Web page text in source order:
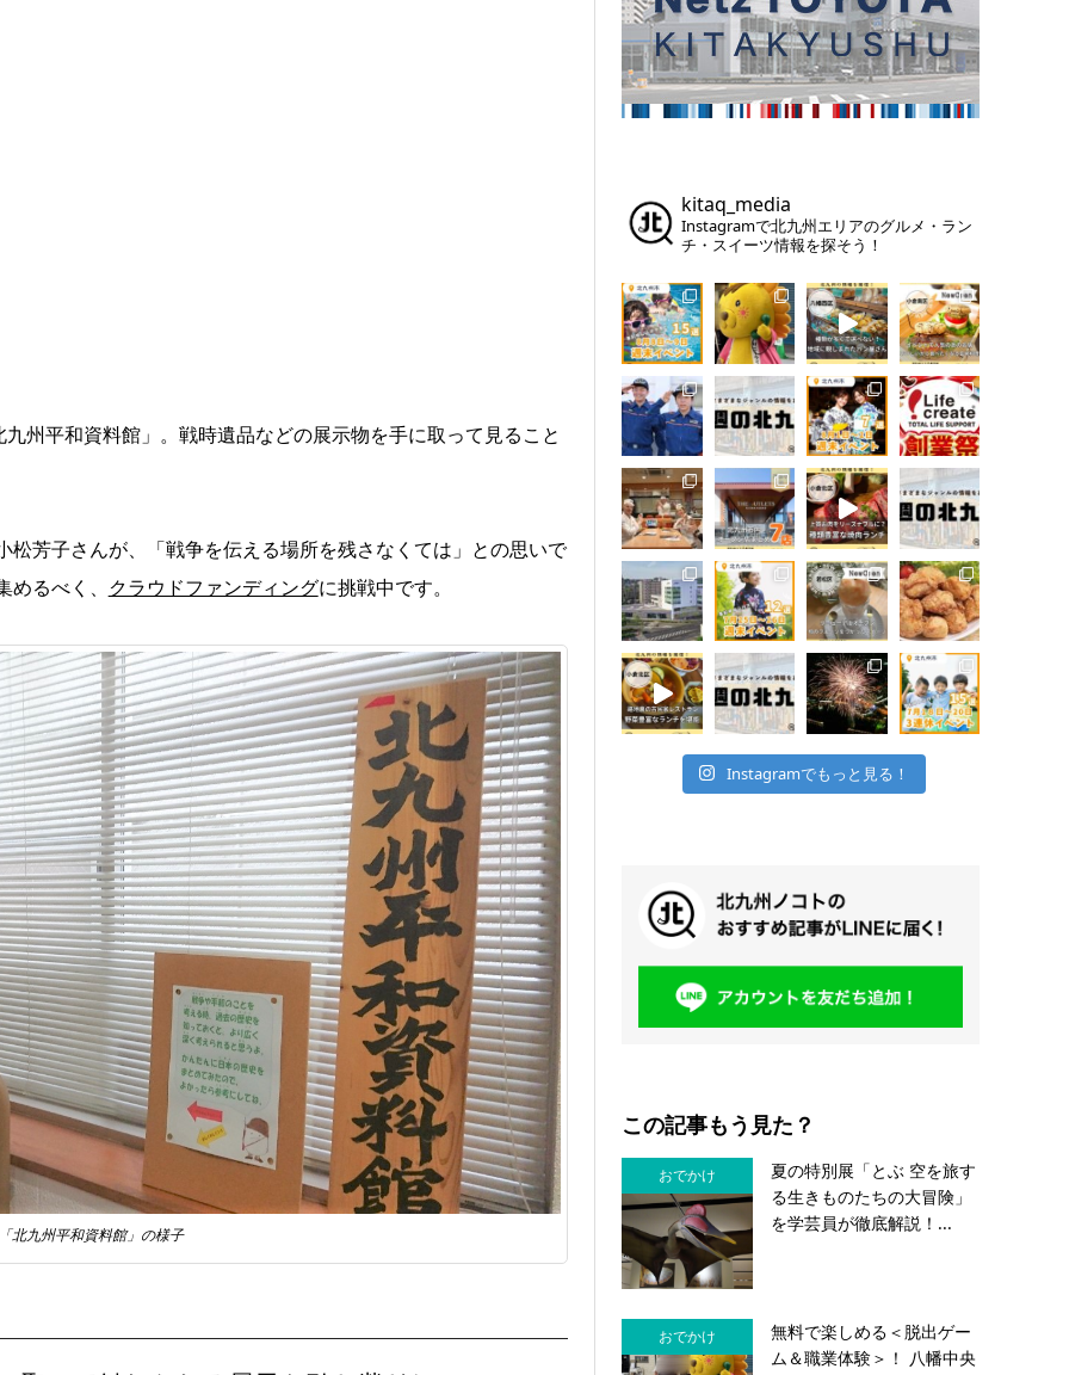
州平和資料館」。戦時遺品などの展示物を手に取って見ること
芳子さんが、「戦争を伝える場所を残さなくては」との思いで
るべく、
クラウドファンディングに挑戦中です。
北九州平和資料館」の様子
kitaq_media
Instagramで北九州エリアのグルメ・ラン
チ・スイーツ情報を探そう！
Instagramでもっと見る！
この記事もう見た？
おでかけ
夏の特別展「とぶ 空を旅す
る生きものたちの大冒険」
を学芸員が徹底解説！...
おでかけ
無料で楽しめる＜脱出ゲー
ム＆職業体験＞！ 八幡中央